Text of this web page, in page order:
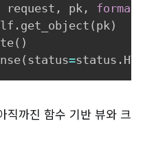
request , pk , format
. get_object ( pk )
( )
( status=status .
직까진 함수 기반 뷰와 크